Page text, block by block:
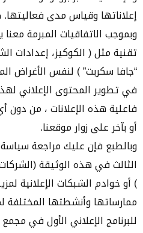
إعلاناتها وقياس مدى
وبموجب الاتفاقيات المبرمة
تقنية مثل ( الكوكيز، إعدادات
“جافا سكربت” ) لنفس الأغراض
في تطوير المحتوى الإعلاني
فاعلية هذه الإعلانات ، من
أو بآخر على زوار موقعنا.
وبالطبع فإن عليك مراجعة
) أو خوادم الشبكات الإعلانية
ممارساتها وأنشطتها